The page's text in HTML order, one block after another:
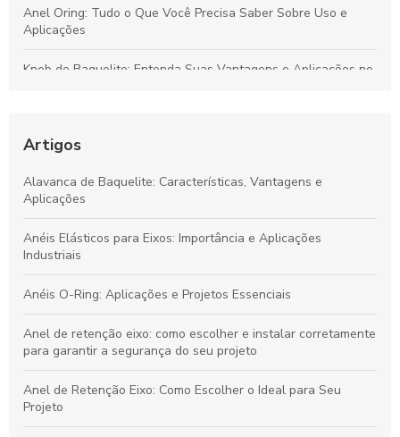
Anel Oring: Tudo o Que Você Precisa Saber Sobre Uso e
Aplicações
Knob de Baquelite: Entenda Suas Vantagens e Aplicações no
na Indústria
Aplicações e Benefícios da Manopla de Baquelite para
Equipamentos Industriais
Guia Completo sobre Manopla de Baquelite: Funcionalidade,
Benefícios e Aplicações
Artigos
Alavanca de Baquelite: Características, Vantagens e
Aplicações
Anéis Elásticos para Eixos: Importância e Aplicações
Industriais
Anéis O-Ring: Aplicações e Projetos Essenciais
Anel de retenção eixo: como escolher e instalar corretamente
para garantir a segurança do seu projeto
Anel de Retenção Eixo: Como Escolher o Ideal para Seu
Projeto